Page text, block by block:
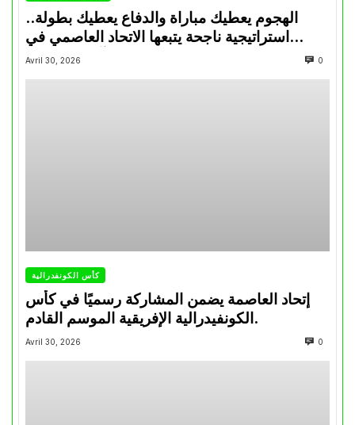
الهجوم يعطيك مباراة والدفاع يعطيك بطولة..
استراتيجية ناجحة يتبعها الاتحاد العاصمي في
تتويجاته آخر السنوات
Avril 30, 2026 0
كأس الكونفدرالية
إتحاد العاصمة يضمن المشاركة رسميًا في كأس
الكونفيدرالية الإفريقية الموسم القادم.
Avril 30, 2026 0